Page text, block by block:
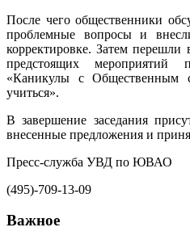
После чего общественники
проблемные вопросы и
корректировке. Затем
предстоящих мероприятий
«Каникулы с Общественным
учиться».
В завершение заседания
внесенные предложения и
Пресс-служба УВД по ЮВАО
(495)-709-13-09
Важное